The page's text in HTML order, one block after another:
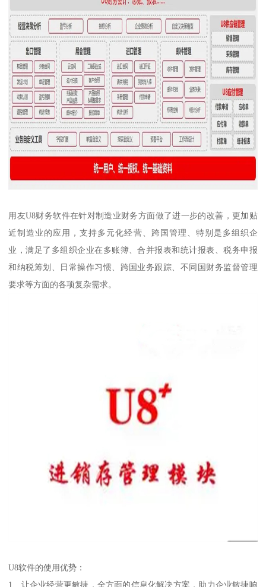
用友U8财务软件在针对制造业财务方面做了进一步的改善，更加贴
近制造业的应用，支持多元化经营、跨国管理、特别是多组织企
业，满足了多组织企业在多账簿、合并报表和统计报表、税务申报
和纳税筹划、日常操作习惯、跨国业务跟踪、不同国财务监督管理
要求等方面的各项复杂需求。
U8软件的使用优势：
1、让企业经营更敏捷，全方面的信息化解决方案，助力企业敏捷响